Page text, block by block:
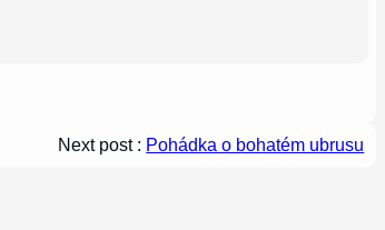
Next post : Pohádka o bohatém ubrusu